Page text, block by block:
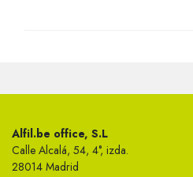
Alfil.be office, S.L
Calle Alcalá, 54, 4°, izda.
28014 Madrid